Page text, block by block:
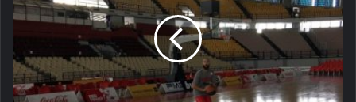
παρκέ
ο
Bill»
(pics)